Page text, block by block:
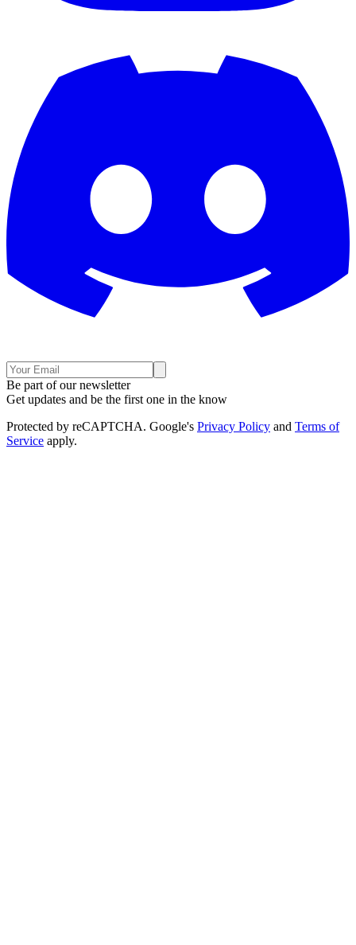
Be part of our newsletter
Get updates and be the first one in the know
Protected by reCAPTCHA. Google's Privacy Policy and Terms of
Service apply.